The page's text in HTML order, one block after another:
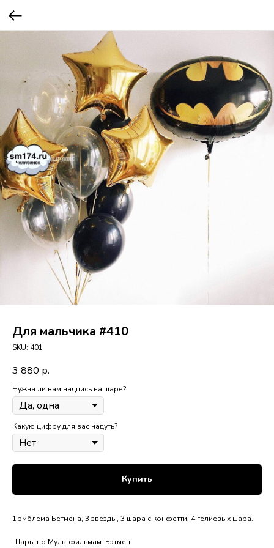
Для мальчика #410
SKU: 401
3 880 р.
Нужна ли вам надпись на шаре?
Какую цифру для вас надуть?
Купить
1 эмблема Бетмена, 3 звезды, 3 шара с конфетти, 4 гелиевых шара.
Шары по Мультфильмам: Бэтмен